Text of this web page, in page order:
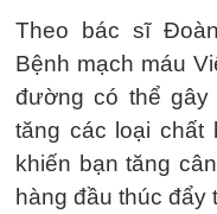
Theo bác sĩ
Bệnh mạch máu
đường có thể gây
tăng các loại chất
khiến bạn tăng
hàng đầu thúc đẩy